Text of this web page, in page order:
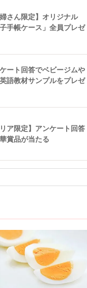
婦さん限定】オリジナル
子手帳ケース」全員プレゼ
ート回答でベビージムや
語教材サンプルをプレゼ
リア限定】アンケート回答
賞品が当たる